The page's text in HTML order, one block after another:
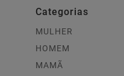
Categorias
MULHER
HOMEM
MAMÃ